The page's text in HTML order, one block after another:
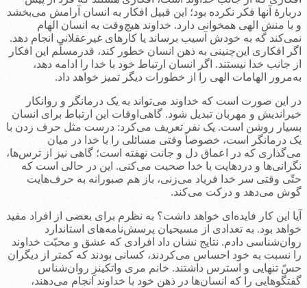
دربارۀ آنها فکر نکرده بود؛ این قبیل افکار به انسان آرامش می‌بخشد
و با منشِ الهی همخوانی دارد. خداوند هیچ‌وقت به انسان الهام
نمی‌کند که به خودش آسیب برساند یا کارهای غیرعقلانی انجام دهد.
اگر افکاری این‌چنینی به ذهن انسان خطور کند، قدرمسلّم این افکار
از جانب خدا نیستند. اگر انسان ارتباط خود با خدا را ادامه دهد،
به‌مرور الهامات الهی را از خطورات دیگر تمیز خواهد داد.
در این صورت است که خداوند می‌تواند به یک درمانگر و روانکار
خیراندیش و مهربان تبدیل شود. گاهی‌اوقات این ارتباط برای انسان
بسیار روشن است. یک نفر تعریف می‌کرد: درست مثل حرف زدن با
یک درمانگر است، خصوصاً وقتی مسائلی را با خدا در میان
می‌گذاری که در اعماق دل و جانت نهفته است؛ گاهی نیز از ترس‌ها،
نگرانی‌ها و دردهایت با خدا صحبت می‌کنی. این در حالی است که
حتّی وقتی سر خدا فریاد می‌زنی، باز هم صبورانه به حرف‌هایت
گوش می‌دهد و درکت می‌کند.
آیا این کار فایده‌ای خواهد داشت؟ به نظرم برای بعضی از افراد مفید
خواهد بود. به تعدادی از مسیحیان پرسش‌نامه‌های استاندارد
روان‌شناسی دادم. نتایج نشان داد افرادی که عشق و محبّت خداوند
را نسبت به خود احساس می‌کردند، کسانی بودند که کمتر از دیگران
حسّ تنهایی و استرس داشتند. خانم مری واتکینزِ روان‌شناس
گفتگوهایی را که انسان‌ها در ذهن خود با خداوند انجام می‌دهند،